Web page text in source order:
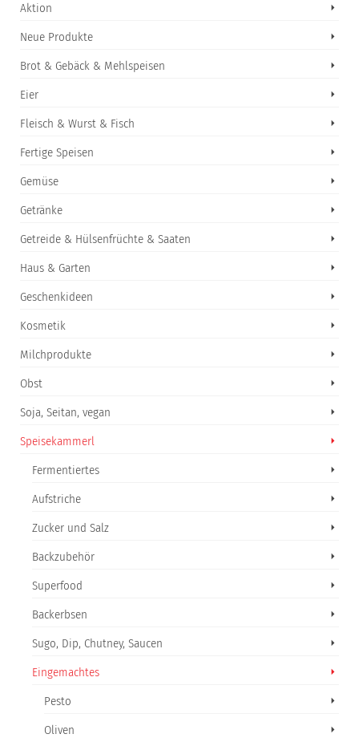
Aktion
Neue Produkte
Brot & Gebäck & Mehlspeisen
Eier
Fleisch & Wurst & Fisch
Fertige Speisen
Gemüse
Getränke
Getreide & Hülsenfrüchte & Saaten
Haus & Garten
Geschenkideen
Kosmetik
Milchprodukte
Obst
Soja, Seitan, vegan
Speisekammerl
Fermentiertes
Aufstriche
Zucker und Salz
Backzubehör
Superfood
Backerbsen
Sugo, Dip, Chutney, Saucen
Eingemachtes
Pesto
Oliven